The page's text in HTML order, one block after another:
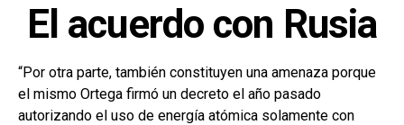
El acuerdo con Rusia
“Por otra parte, también constituyen una amenaza porque
el mismo Ortega firmó un decreto el año pasado
autorizando el uso de energía atómica solamente con